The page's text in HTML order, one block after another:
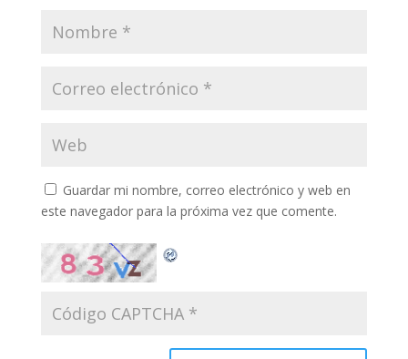
Guardar mi nombre, correo electrónico y web en
este navegador para la próxima vez que comente.